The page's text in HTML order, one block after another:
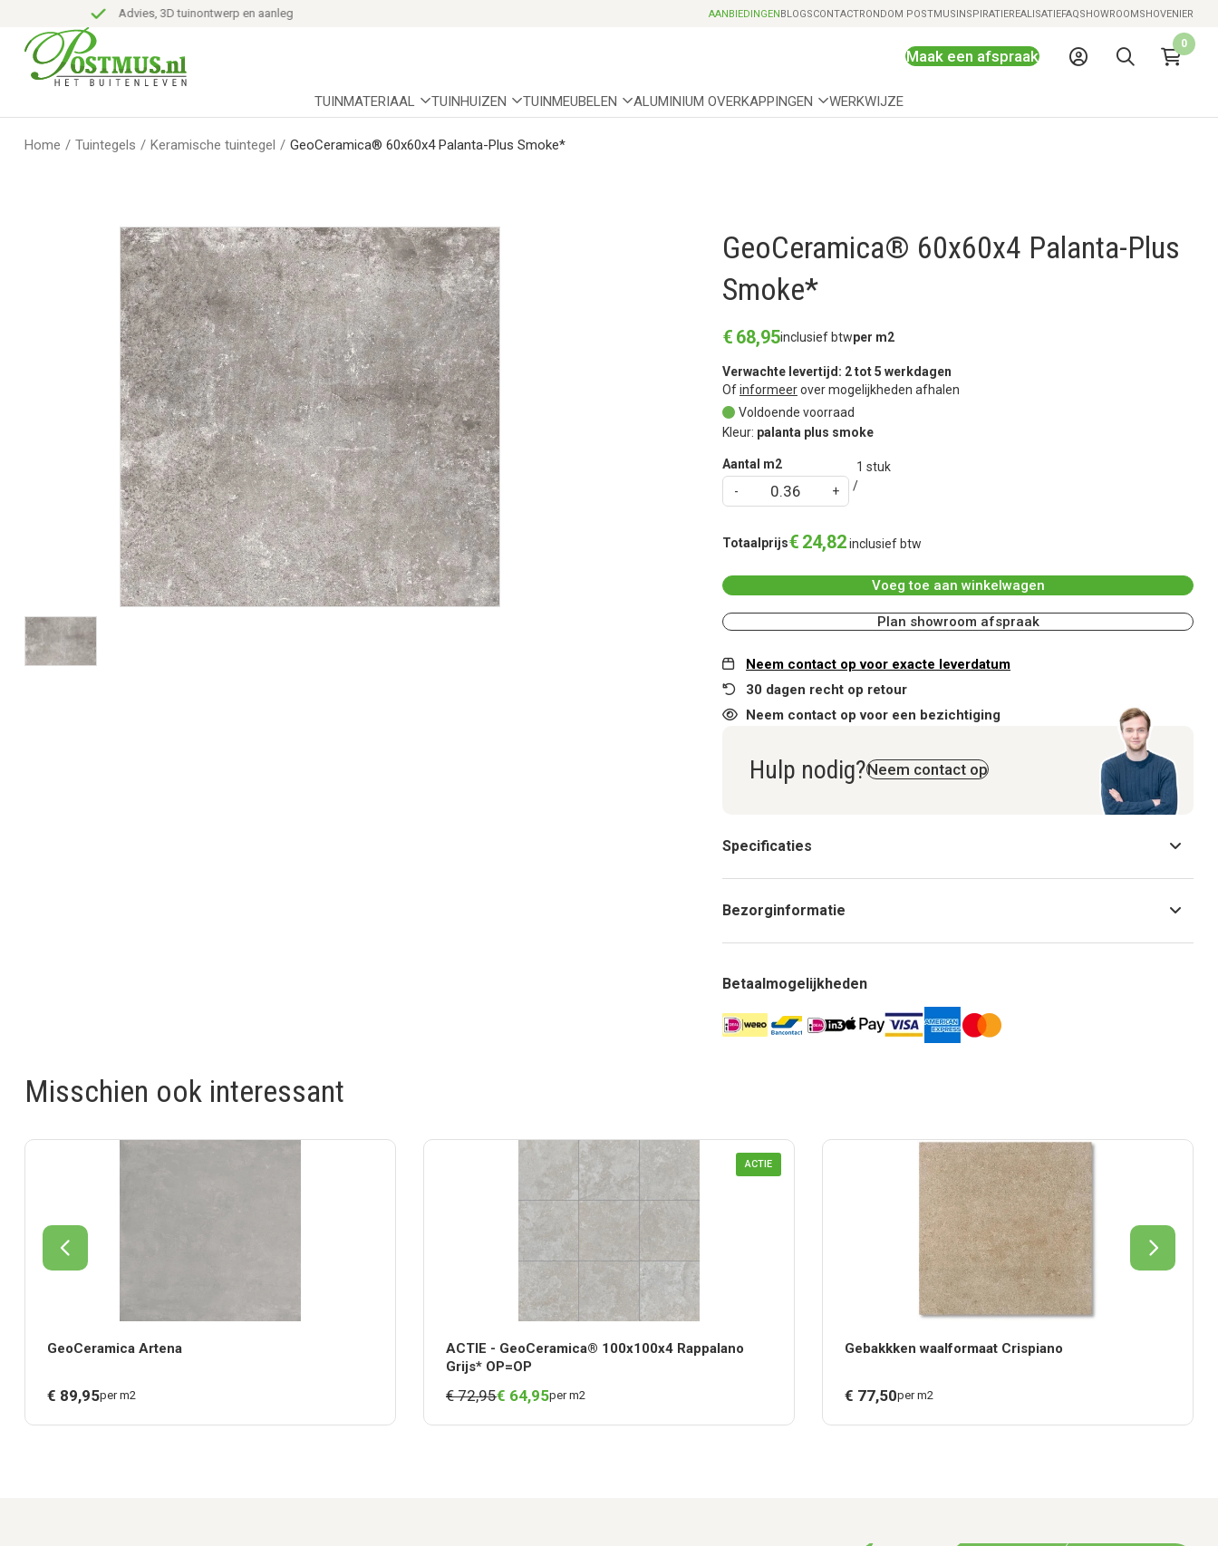
Advies, 3D tuinontwerp en aanleg Snelle levering mogelijk
AANBIEDINGENBLOGSCONTACTRONDOM POSTMUSINSPIRATIEREALISATIEFAQSHOWROOMSHOVENIER
Maak een afspraak
0
TUINMATERIAAL TUINHUIZEN TUINMEUBELEN ALUMINIUM OVERKAPPINGEN WERKWIJZE
Home / Tuintegels / Keramische tuintegel / GeoCeramica® 60x60x4 Palanta-Plus Smoke*
GeoCeramica® 60x60x4 Palanta-Plus
Smoke*
€ 68,95inclusief btwper m2
Verwachte levertijd: 2 tot 5 werkdagen
Ofinformeerover mogelijkheden afhalen
Voldoende voorraad
Kleur: palanta plus smoke
Aantal m2 1 stuk
Totaalprijs€ 24,82inclusief btw
Voeg toe aan winkelwagen
Plan showroom afspraak
Neem contact op voor exacte leverdatum
30 dagen recht op retour
Neem contact op voor een bezichtiging
Hulp nodig?Neem contact op
Specificaties
Bezorginformatie
Betaalmogelijkheden
Misschien ook interessant
GeoCeramica Artena
€ 89,95per m2
ACTIE
ACTIE - GeoCeramica® 100x100x4 Rappalano
Grijs* OP=OP
€ 72,95€ 64,95per m2
Gebakkken waalformaat Crispiano
€ 77,50per m2